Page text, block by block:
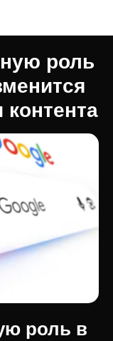
роль
контента
роль в